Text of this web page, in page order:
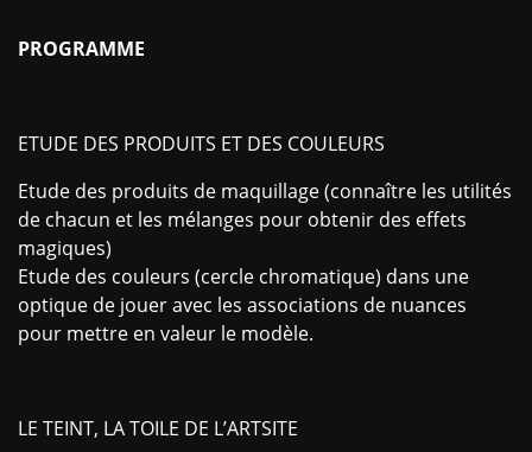
PROGRAMME
ETUDE DES PRODUITS ET DES COULEURS
Etude des produits de maquillage (connaître les utilités
de chacun et les mélanges pour obtenir des effets
magiques)
Etude des couleurs (cercle chromatique) dans une
optique de jouer avec les associations de nuances
pour mettre en valeur le modèle.
LE TEINT, LA TOILE DE L’ARTSITE